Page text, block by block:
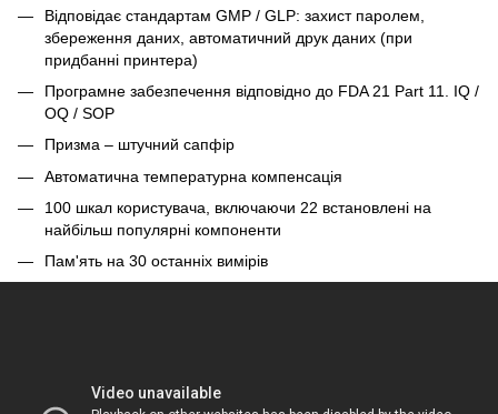
Відповідає стандартам GMP / GLP: захист паролем,
збереження даних, автоматичний друк даних (при
придбанні принтера)
Програмне забезпечення відповідно до FDA 21 Part 11. IQ /
OQ / SOP
Призма – штучний сапфір
Автоматична температурна компенсація
100 шкал користувача, включаючи 22 встановлені на
найбільш популярні компоненти
Пам'ять на 30 останніх вимірів